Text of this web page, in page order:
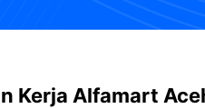
Kerja Alfamart